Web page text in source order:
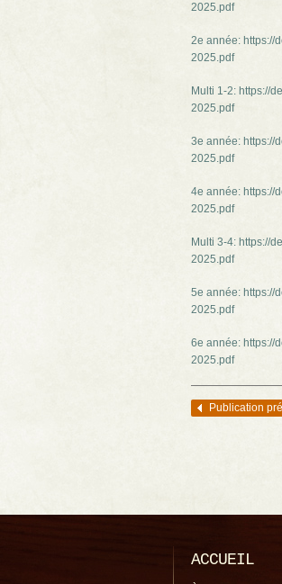
2025.pdf
2e année: https://
2025.pdf
Multi 1-2: https://
2025.pdf
3e année: https://
2025.pdf
4e année: https://
2025.pdf
Multi 3-4: https://
2025.pdf
5e année: https://
2025.pdf
6e année: https://
2025.pdf
Navigation des
Publication
ACCUEIL